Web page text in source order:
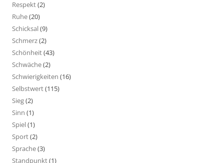
Respekt(2)
Ruhe(20)
Schicksal(9)
Schmerz(2)
Schönheit(43)
Schwäche(2)
Schwierigkeiten (16)
Selbstwert(115)
Sieg(2)
Sinn (1)
Spiel(1)
Sport(2)
Sprache(3)
Standpunkt(1)